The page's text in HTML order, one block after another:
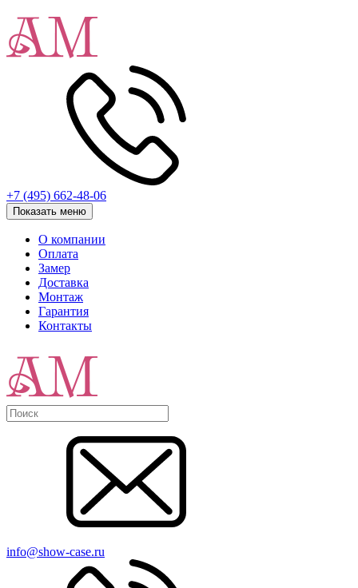
+7 (495) 662-48-06
Показать меню
О компании
Оплата
Замер
Доставка
Монтаж
Гарантия
Контакты
info@show-case.ru